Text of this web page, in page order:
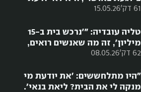
61 דק' 15.05.26
לשחק'. זה קצת ביאס אותי, אבל
62 דק' 08.05.26
טליה עובדיה: "'נרכש בית ב-15
מיליון', זה מה שאנשים רואים,
אבל זה מגיע עם מחויבות מאוד
"היו מתלחששים: 'את יודעת מי
מנקה לי את הבית? ליאת בנאי'.